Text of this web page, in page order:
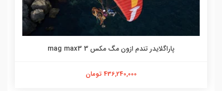
پاراگلایدر تندم ازون مگ مکس 3 mag max3
436,240,000 تومان